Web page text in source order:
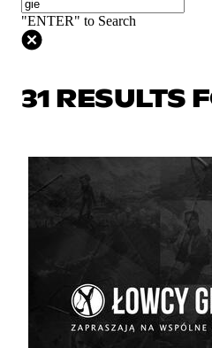
"ENTER" to Search
31 RESULTS